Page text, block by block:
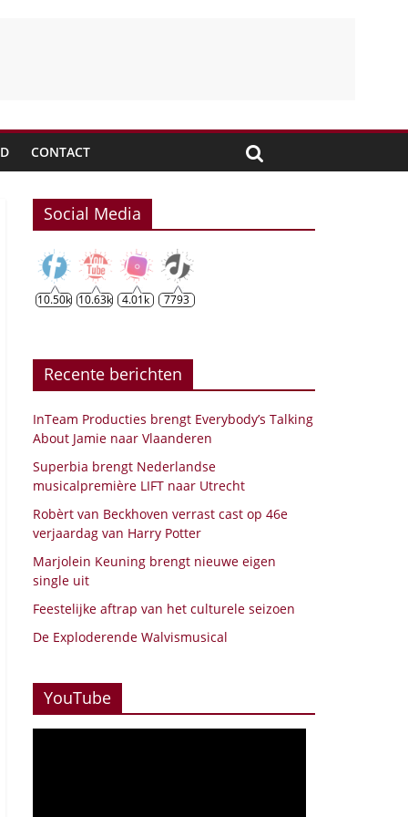
CONTACT
Social Media
10.50k 10.63k 4.01k 7793
Recente berichten
InTeam Producties brengt Everybody’s Talking
About Jamie naar Vlaanderen
Superbia brengt Nederlandse
musicalpremière LIFT naar Utrecht
Robèrt van Beckhoven verrast cast op 46e
verjaardag van Harry Potter
Marjolein Keuning brengt nieuwe eigen
single uit
Feestelijke aftrap van het culturele seizoen
De Exploderende Walvismusical
YouTube